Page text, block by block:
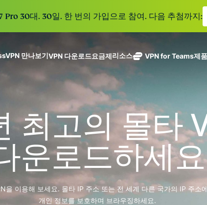
Pro 30대. 30일. 한 번의 가입으로 참여. 다음 추첨까지:
만나보기
노로그 정책
여러 기기에서 사용 가능
안전하게 이용하는 온라인 서비스
모든 기능 살펴보기
하나의 구독으로 종합
세요. 완벽한 작동으
모든 제품 보기
VPN 다운로드
MacOS
Linux
요금제리소스
입문자용 VPN
VPN 사용 방법
VPN 암호화 정보
VPN for Teams제품
Easy
built to
ExpressVPN
113개 국가의
안전한 서버를
갖춘 업계 최고
의 초고속 VPN
입니다.
ExpressMailGuard
보호하는 비공개 이메
일 릴레이 서비스입니
ExpressKeys
안전한 비밀번
호 관리와 다중
인증 등을 제공
합니다.
ExpressAI
컨피덴셜 컴퓨
팅으로 구동되
어 프라이버시
중심 인공 지
능을 선사하는
최초의 소비자
eSIM
150개 이
지역에서
가능한 무
eSIM.
최고의 몰타
운로드하세요
을 이용해 보세요. 몰타 IP 주소 또는 전 세계 다른 국가의 IP 주소
개인 정보를 보호하며 브라우징하세요.